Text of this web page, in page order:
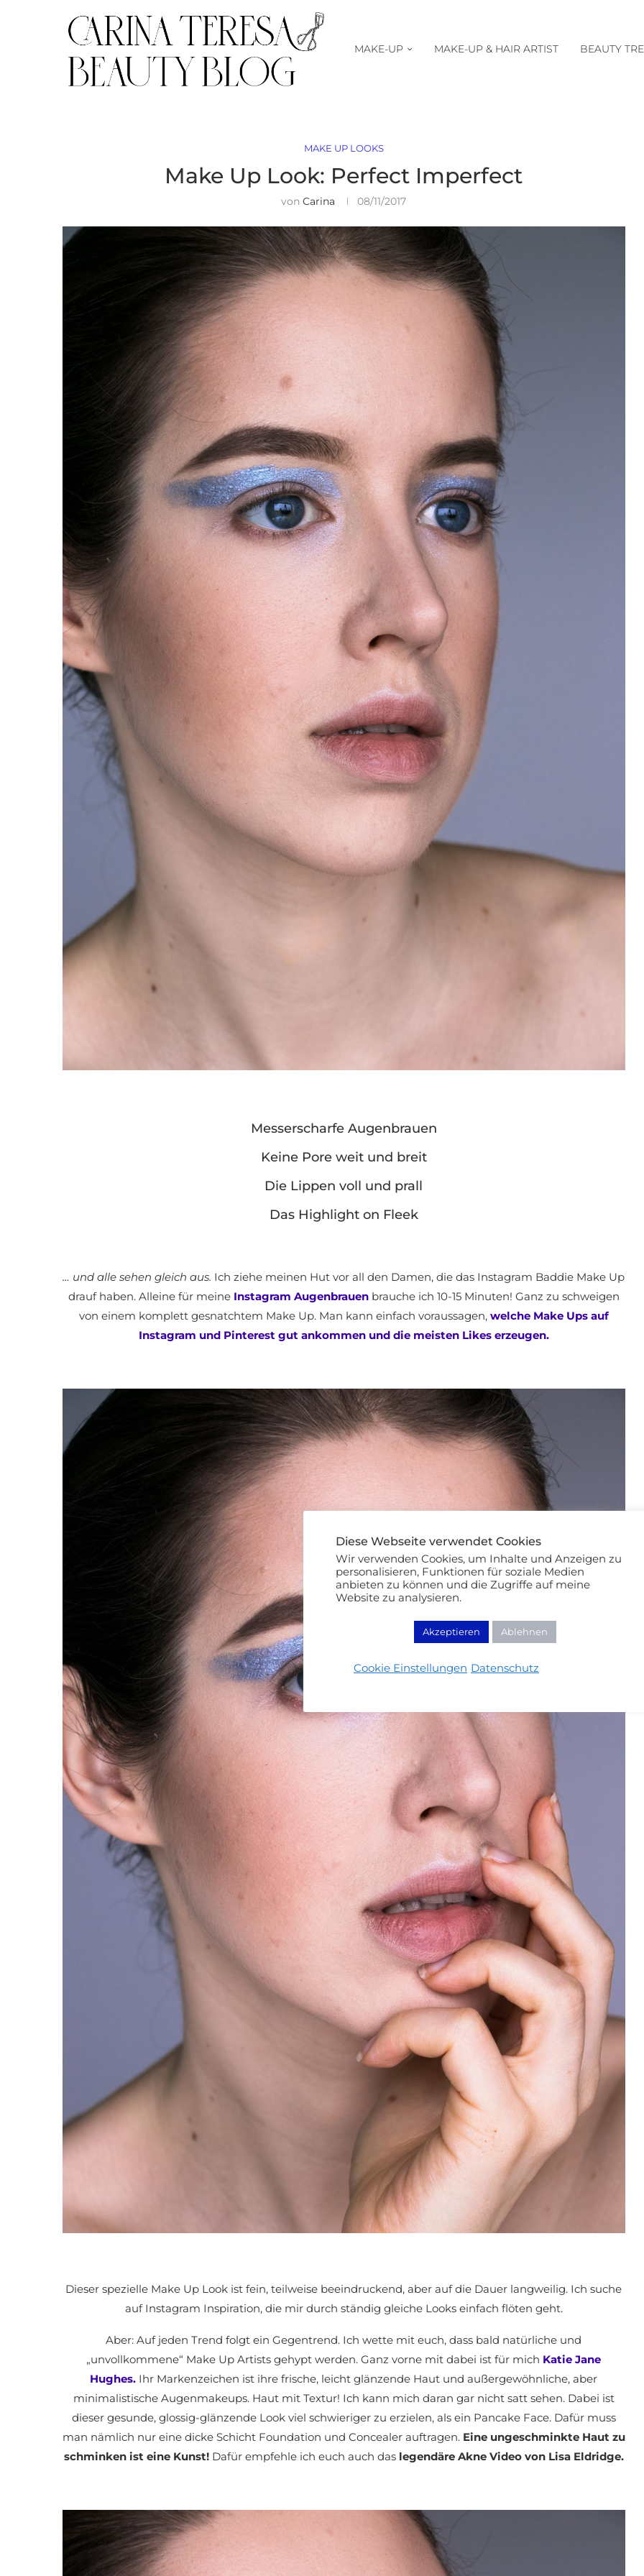
MAKE-UP MAKE-UP & HAIR ARTIST BEAUTY
MAKE UP LOOKS
Make Up Look: Perfect Imperfect
vonCarina 08/11/2017
Messerscharfe Augenbrauen
Keine Pore weit und breit
Die Lippen voll und prall
Das Highlight on Fleek
… und alle sehen gleich aus. Ich ziehe meinen Hut vor all den Damen, die das Instagram Baddie Make Up
drauf haben. Alleine für meine Instagram Augenbrauenbrauche ich 10-15 Minuten! Ganz zu schweigen
von einem komplett gesnatchtem Make Up. Man kann einfach voraussagen, welche Make Ups auf
Instagram und Pinterest gut ankommen und die meisten Likes erzeugen.
Dieser spezielle Make Up Look ist fein, teilweise beeindruckend, aber auf die Dauer langweilig. Ich suche
auf Instagram Inspiration, die mir durch ständig gleiche Looks einfach flöten geht.
Aber: Auf jeden Trend folgt ein Gegentrend. Ich wette mit euch, dass bald natürliche und
„unvollkommene“ Make Up Artists gehypt werden. Ganz vorne mit dabei ist für mich Katie Jane
Hughes. Ihr Markenzeichen ist ihre frische, leicht glänzende Haut und außergewöhnliche, aber
minimalistische Augenmakeups. Haut mit Textur! Ich kann mich daran gar nicht satt sehen. Dabei ist
dieser gesunde, glossig-glänzende Look viel schwieriger zu erzielen, als ein Pancake Face. Dafür muss
man nämlich nur eine dicke Schicht Foundation und Concealer auftragen. Eine ungeschminkte Haut zu
schminken ist eine Kunst!Dafür empfehle ich euch auch das legendäre Akne Video von Lisa Eldridge.
Diese Webseite verwendet Cookies
Wir verwenden Cookies, um Inhalte und Anzeigen zu
personalisieren, Funktionen für soziale Medien
anbieten zu können und die Zugriffe auf meine
Website zu analysieren.
Akzeptieren Ablehnen
Cookie Einstellungen Datenschutz